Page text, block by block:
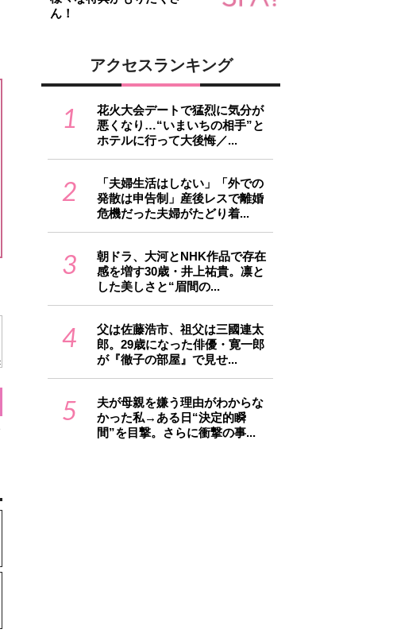
ん！
アクセスランキング
1
花火大会デートで猛烈に気分が
悪くなり…“いまいちの相手”と
ホテルに行って大後悔／...
2
「夫婦生活はしない」「外での
発散は申告制」産後レスで離婚
危機だった夫婦がたどり着...
3
朝ドラ、大河とNHK作品で存在
感を増す30歳・井上祐貴。凛と
した美しさと“眉間の...
4
父は佐藤浩市、祖父は三國連太
郎。29歳になった俳優・寛一郎
が『徹子の部屋』で見せ...
5
夫が母親を嫌う理由がわからな
かった私→ある日“決定的瞬
間”を目撃。さらに衝撃の事...